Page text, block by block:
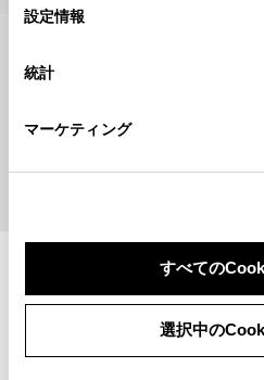
デバイスにすべてのCookie(クッ
意したことになります。
設定の変更、同意を撤回したり
「Cookie（クッキー）情報の取
設定情報
統計
マーケティング
すべての
選択中の
施設情報・